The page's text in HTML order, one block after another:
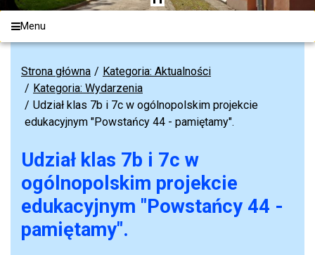
Menu
Strona główna
Kategoria: Aktualności
Kategoria: Wydarzenia
Udział klas 7b i 7c w ogólnopolskim projekcie
edukacyjnym "Powstańcy 44 - pamiętamy".
Udział klas 7b i 7c w
ogólnopolskim projekcie
edukacyjnym "Powstańcy 44 -
pamiętamy".